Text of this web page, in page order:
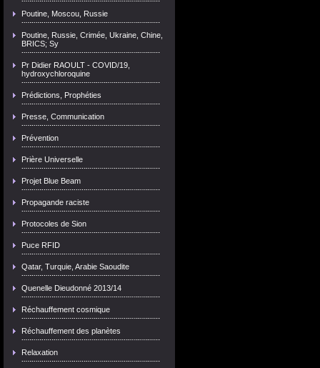
Poutine, Moscou, Russie
Poutine, Russie, Crimée, Ukraine, Chine,
BRICS; Sy
Pr Didier RAOULT - COVID/19,
hydroxychloroquine
Prédictions, Prophéties
Presse, Communication
Prévention
Prière Universelle
Projet Blue Beam
Propagande raciste
Protocoles de Sion
Puce RFID
Qatar, Turquie, Arabie Saoudite
Quenelle Dieudonné 2013/14
Réchauffement cosmique
Réchauffement des planètes
Relaxation